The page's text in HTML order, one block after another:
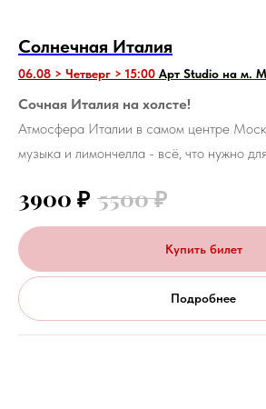
Солнечная Италия
06.08 > Четверг > 15:00 Арт Studio на м.
Сочная Италия на холсте!
Атмосфера Италии в самом центре
музыка и лимончелла - всё, что нужно
3900 ₽ 5500₽
Купить билет
Подробнее